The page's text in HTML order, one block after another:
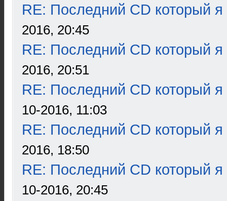
RE: Последний CD который я
2016, 20:45
RE: Последний CD который я
2016, 20:51
RE: Последний CD который я
10-2016, 11:03
RE: Последний CD который я
2016, 18:50
RE: Последний CD который я
10-2016, 20:45